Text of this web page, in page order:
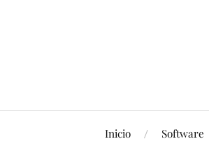
Inicio Software